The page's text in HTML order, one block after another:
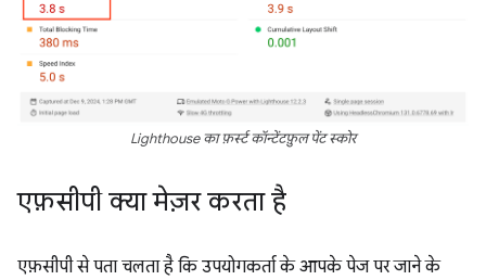
Lighthouse का फ़र्स्ट कॉन्टेंटफ़ुल पेंट स्कोर
एफ़सीपी क्या मेज़र करता है
एफ़सीपी से पता चलता है कि उपयोगकर्ता के आपके पेज पर जाने के